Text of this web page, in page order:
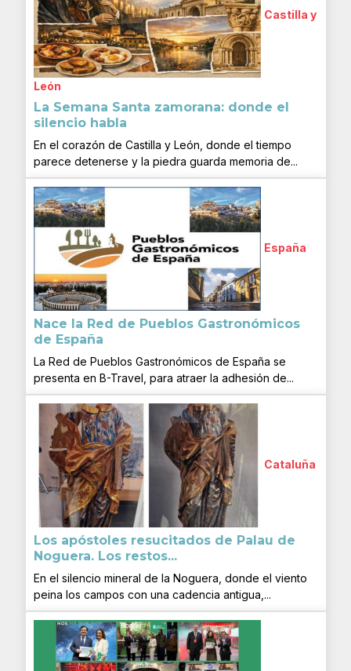
Castilla y
León
La Semana Santa zamorana: donde el
silencio habla
En el corazón de Castilla y León, donde el tiempo
parece detenerse y la piedra guarda memoria de...
España
Nace la Red de Pueblos Gastronómicos
de España
La Red de Pueblos Gastronómicos de España se
presenta en B-Travel, para atraer la adhesión de...
Cataluña
Los apóstoles resucitados de Palau de
Noguera. Los restos...
En el silencio mineral de la Noguera, donde el viento
peina los campos con una cadencia antigua,...